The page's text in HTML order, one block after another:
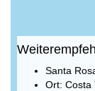
Santa
Ort: Costa